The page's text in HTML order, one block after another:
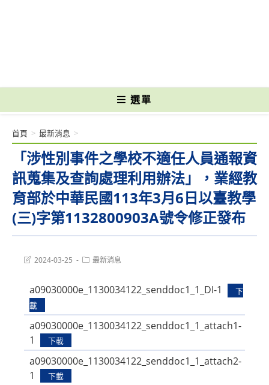
選單
「涉性別事件之學校不適任人員通報資
訊蒐集及查詢處理利用辦法」，業經教
育部於中華民國113年3月6日以臺教學
(三)字第1132800903A號令修正發布
首頁 > 最新消息 >
Post2024-03-25
Post最新消息
a09030000e_1130034122_senddoc1_1_DI-1
下
載
a09030000e_1130034122_senddoc1_1_attach1-
1
下載
a09030000e_1130034122_senddoc1_1_attach2-
1
下載